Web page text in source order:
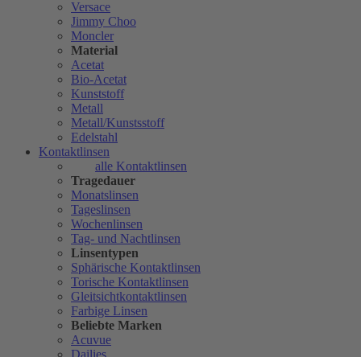
Versace
Jimmy Choo
Moncler
Material
Acetat
Bio-Acetat
Kunststoff
Metall
Metall/Kunstsstoff
Edelstahl
Kontaktlinsen
alle Kontaktlinsen
Tragedauer
Monatslinsen
Tageslinsen
Wochenlinsen
Tag- und Nachtlinsen
Linsentypen
Sphärische Kontaktlinsen
Torische Kontaktlinsen
Gleitsichtkontaktlinsen
Farbige Linsen
Beliebte Marken
Acuvue